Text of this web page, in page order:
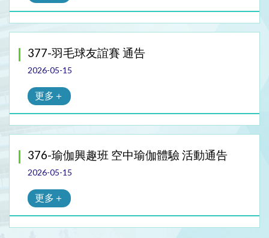
377-羽毛球友誼賽 通告
2026-05-15
更多＋
376-瑜伽興趣班 空中瑜伽體驗 活動通告
2026-05-15
更多＋